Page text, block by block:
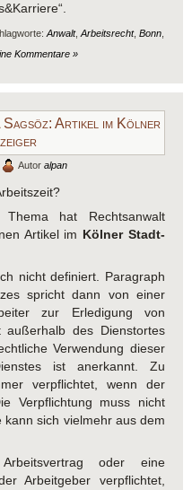
Anwalt,Arbeitsrecht, Bonn,
Kommentare »
Sagsöz: Artikel im Kölner
Autor alpan
hat Rechtsanwalt
Artikel im Kölner Stadt-
nicht definiert. Paragraph
spricht dann von einer
zur Erledigung von
des Dienstortes
Verwendung dieser
ist anerkannt. Zu
verpflichtet, wenn der
Verpflichtung muss nicht
sich vielmehr aus dem
oder eine
Arbeitgeber verpflichtet,